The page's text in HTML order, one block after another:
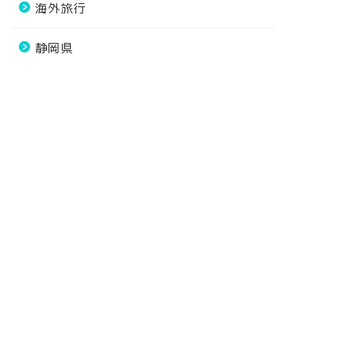
海外旅行
静岡県